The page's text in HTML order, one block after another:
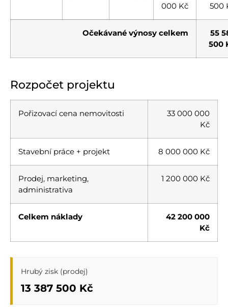
000 Kč
500
Očekávané výnosy celkem
55
500
Rozpočet projektu
Pořizovací cena nemovitosti
33 000 000
Kč
Stavební práce + projekt 8 000 000 Kč
Prodej, marketing,
administrativa
1 200 000 Kč
Celkem náklady
42 200 000
Kč
Hrubý zisk (prodej)
13 387 500 Kč